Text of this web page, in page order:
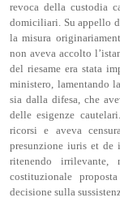
revoca della custodia
domiciliari. Su appello
la misura
non aveva accolto
del riesame era stata
ministero, lamentando
sia dalla difesa, che
delle esigenze
ricorsi e aveva
presunzione iuris et de
ritenendo
costituzionale
decisione sulla